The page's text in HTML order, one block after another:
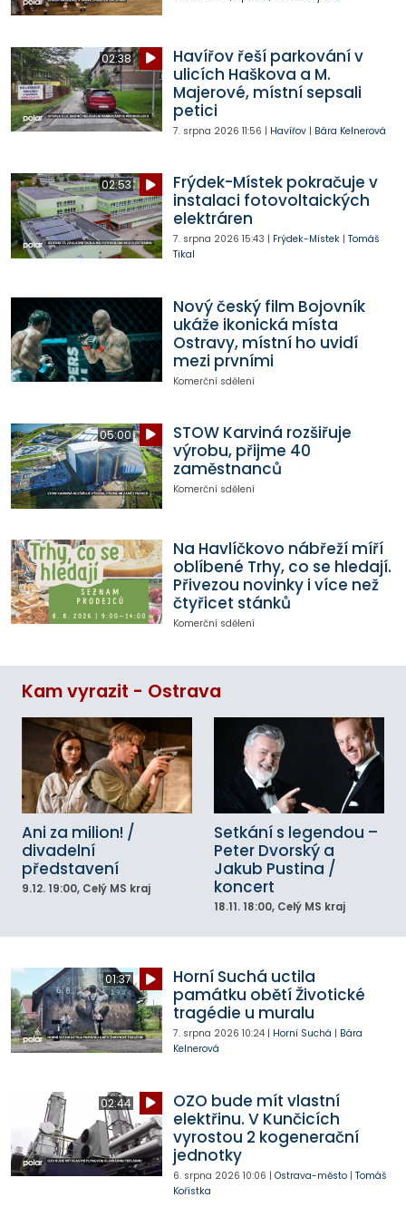
02:38
Havířov řeší parkování v
ulicích Haškova a M.
Majerové, místní sepsali
petici
7. srpna 2026 11:56 | Havířov| Bára Kelnerová
02:53
Frýdek-Místek pokračuje v
instalaci fotovoltaických
elektráren
7. srpna 2026 15:43 | Frýdek-Místek| Tomáš
Tikal
Nový český film Bojovník
ukáže ikonická místa
Ostravy, místní ho uvidí
mezi prvními
Komerční sdělení
05:00
STOW Karviná rozšiřuje
výrobu, přijme 40
zaměstnanců
Komerční sdělení
Na Havlíčkovo nábřeží míří
oblíbené Trhy, co se hledají.
Přivezou novinky i více než
čtyřicet stánků
Komerční sdělení
Kam vyrazit - Ostrava
Ani za milion! /
divadelní
představení
9.12. 19:00, Celý MS kraj
Setkání s legendou –
Peter Dvorský a
Jakub Pustina /
koncert
18.11. 18:00, Celý MS kraj
01:37
Horní Suchá uctila
památku obětí Životické
tragédie u muralu
7. srpna 2026 10:24| Horní Suchá | Bára
Kelnerová
02:44
OZO bude mít vlastní
elektřinu. V Kunčicích
vyrostou 2 kogenerační
jednotky
6. srpna 2026 10:06 | Ostrava-město| Tomáš
Kořistka